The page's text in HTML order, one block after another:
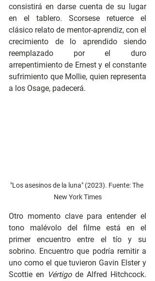
consistirá en darse cuenta de su lugar
en el tablero. Scorsese retuerce el
clásico relato de mentor-aprendiz, con el
crecimiento de lo aprendido siendo
reemplazado por el duro
arrepentimiento de Ernest y el constante
sufrimiento que Mollie, quien representa
a los Osage, padecerá.
"Los asesinos de la luna" (2023). Fuente: The
New York Times
Otro momento clave para entender el
tono malévolo del filme está en el
primer encuentro entre el tío y su
sobrino. Encuentro que podría remitir a
uno como el que tuvieron Gavin Elster y
Scottie en Vértigo de Alfred Hitchcock.